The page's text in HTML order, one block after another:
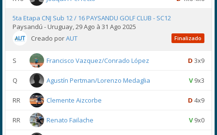
5ta Etapa CNJ Sub 12 / 16 PAYSANDU GOLF CLUB - SC12
Paysandú - Uruguay, 29 Ago à 31 Ago 2025
Creado porAUT Finalizado
S Francisco Vazquez/Conrado López D 3x9
Q Agustín Pertman/Lorenzo Medaglia V9x3
RR Clemente Aizcorbe D 4x9
RR Renato Failache V9x0